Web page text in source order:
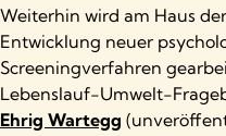
Weiterhin wird am Haus
Entwicklung neuer
Screeningverfahren
Lebenslauf-Umwelt-
Ehrig Wartegg